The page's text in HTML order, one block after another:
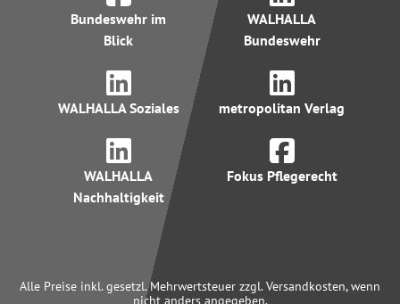
Bundeswehr im
Blick
WALHALLA
Bundeswehr
WALHALLA Soziales metropolitan Verlag
WALHALLA
Nachhaltigkeit
Fokus Pflegerecht
Alle Preise inkl. gesetzl. Mehrwertsteuer zzgl. Versandkosten, wenn
nicht anders angegeben.